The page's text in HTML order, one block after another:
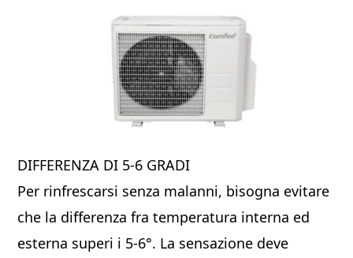
DIFFERENZA DI 5-6 GRADI
Per rinfrescarsi senza malanni, bisogna evitare
che la differenza fra temperatura interna ed
esterna superi i 5-6°. La sensazione deve